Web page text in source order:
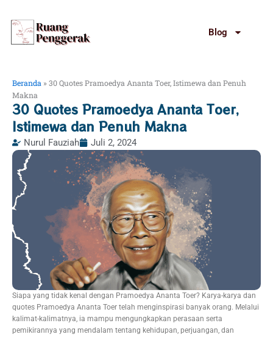
konten
Blog
Beranda »30 Quotes Pramoedya Ananta Toer, Istimewa dan Penuh
Makna
30 Quotes Pramoedya Ananta Toer,
Istimewa dan Penuh Makna
Nurul Fauziah Juli 2, 2024
Siapa yang tidak kenal dengan Pramoedya Ananta Toer? Karya-karya dan
quotes Pramoedya Ananta Toer telah menginspirasi banyak orang. Melalui
kalimat-kalimatnya, ia mampu mengungkapkan perasaan serta
pemikirannya yang mendalam tentang kehidupan, perjuangan, dan